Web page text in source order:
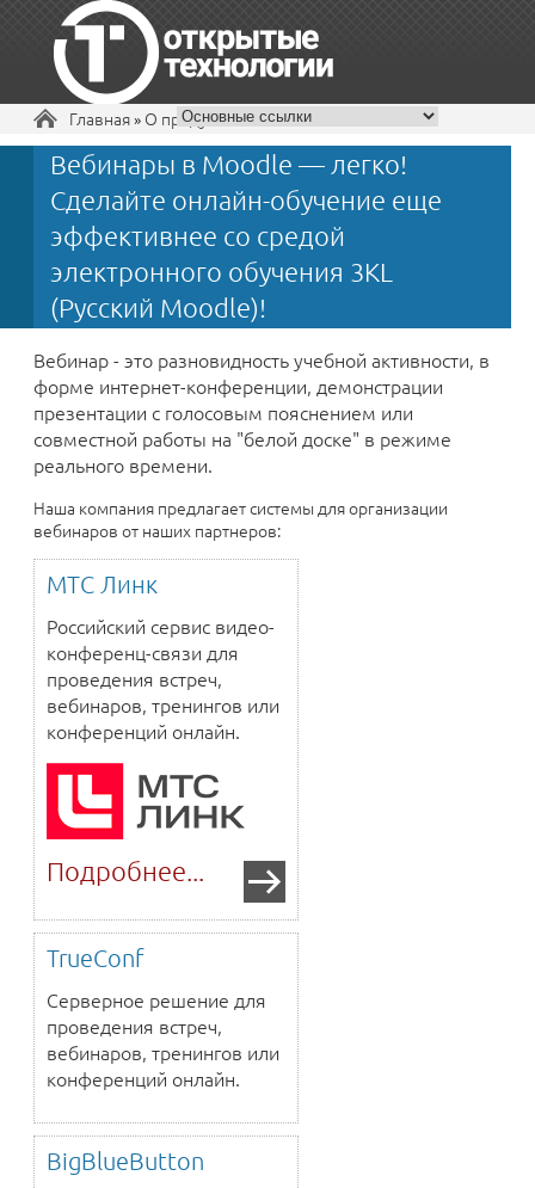
+7 495 229-30-72
Вы здесь
Главная» О продукте
Вебинары в Moodle — легко!
Сделайте онлайн-обучение еще
эффективнее со средой
электронного обучения 3KL
(Русский Moodle)!
Вебинар - это разновидность учебной активности, в
форме интернет-конференции, демонстрации
презентации с голосовым пояснением или
совместной работы на "белой доске" в режиме
реального времени.
Наша компания предлагает системы для организации
вебинаров от наших партнеров:
МТС Линк
Российский сервис видео-
конференц-связи для
проведения встреч,
вебинаров, тренингов или
конференций онлайн.
Подробнее...
TrueConf
Серверное решение для
проведения встреч,
вебинаров, тренингов или
конференций онлайн.
BigBlueButton